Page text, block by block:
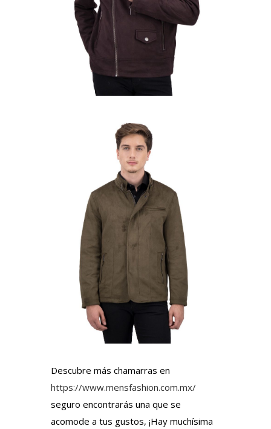
Descubre más chamarras en
https://www.mensfashion.com.mx/
seguro encontrarás una que se
acomode a tus gustos, ¡Hay muchísima